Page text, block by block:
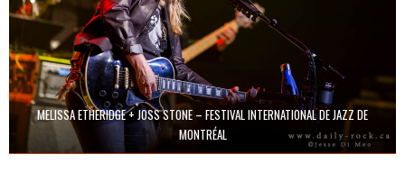
MELISSA ETHERIDGE + JOSS STONE – FESTIVAL INTERNATIONAL DE JAZZ DE
MONTRÉAL